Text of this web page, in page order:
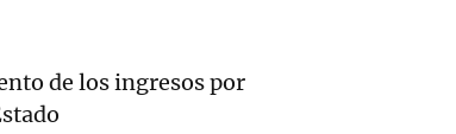
de los ingresos por